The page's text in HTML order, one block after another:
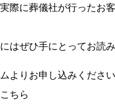
際に葬儀社が行ったお
はぜひ手にとってお読
よりお申し込みください
ちら